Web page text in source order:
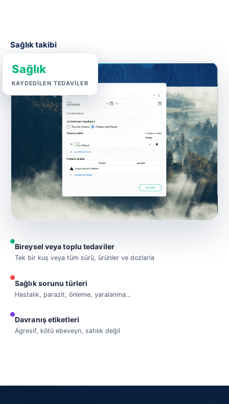
Sağlık takibi
Sağlık
KAYDEDILEN TEDAVILER
Bireysel veya toplu tedaviler
Tek bir kuş veya tüm sürü, ürünler ve dozlarla
Sağlık sorunu türleri
Hastalık, parazit, önleme, yaralanma…
Davranış etiketleri
Agresif, kötü ebeveyn, satılık değil